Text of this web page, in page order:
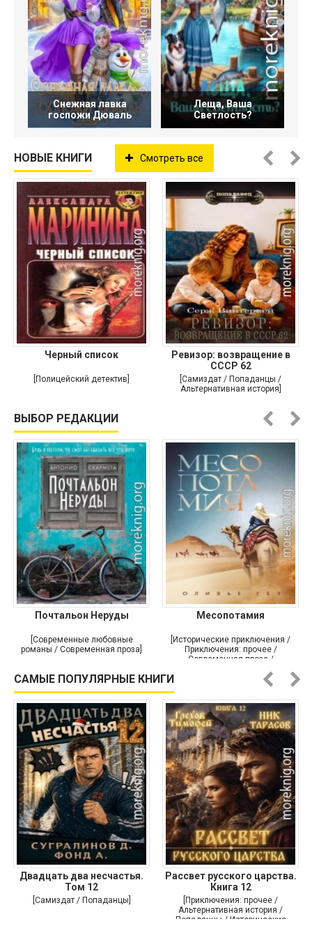
Снежная лавка
госпожи Дюваль
Леща, Ваша
Светлость?
НОВЫЕ КНИГИ Смотреть все
Черный список
[Полицейский детектив]
Ревизор: возвращение в
СССР 62
[Самиздат / Попаданцы /
Альтернативная история]
ВЫБОР РЕДАКЦИИ
Почтальон Неруды
[Современные любовные
романы / Современная проза]
Месопотамия
[Исторические приключения /
Приключения: прочее /
Современная проза /
САМЫЕ ПОПУЛЯРНЫЕ КНИГИ
Двадцать два несчастья.
Том 12
[Самиздат / Попаданцы]
Рассвет русского царства.
Книга 12
[Приключения: прочее /
Альтернативная история /
Попаданцы / Исторические